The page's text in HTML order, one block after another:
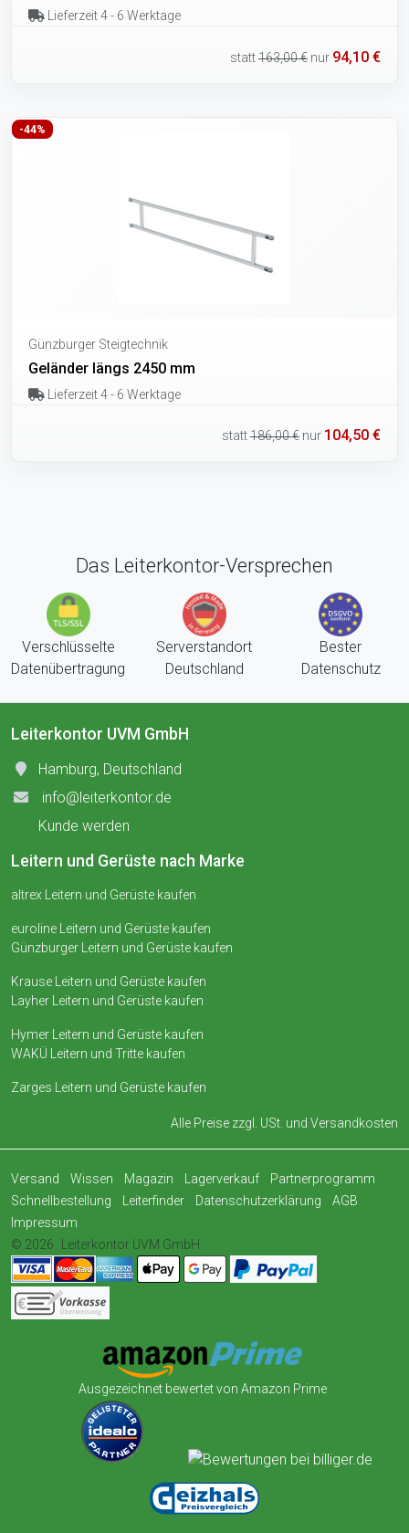
Lieferzeit 4 - 6 Werktage
statt163,00 € nur 94,10 €
-44%
Günzburger Steigtechnik
Geländer längs 2450 mm
Lieferzeit 4 - 6 Werktage
statt186,00 € nur 104,50 €
Das Leiterkontor-Versprechen
Verschlüsselte
Datenübertragung
Serverstandort
Deutschland
Bester
Datenschutz
Leiterkontor UVM GmbH
Hamburg, Deutschland
info@leiterkontor.de
Kunde werden
Leitern und Gerüste nach Marke
altrex Leitern und Gerüste kaufen
euroline Leitern und Gerüste kaufen
Günzburger Leitern und Gerüste kaufen
Krause Leitern und Gerüste kaufen
Layher Leitern und Gerüste kaufen
Hymer Leitern und Gerüste kaufen
WAKÜ Leitern und Tritte kaufen
Zarges Leitern und Gerüste kaufen
Alle Preise zzgl. USt. und Versandkosten
Versand Wissen Magazin Lagerverkauf
Partnerprogramm
Schnellbestellung
Leiterfinder Datenschutzerklärung
AGB
Impressum
© 2026
Leiterkontor UVM GmbH
Ausgezeichnet bewertet von Amazon Prime